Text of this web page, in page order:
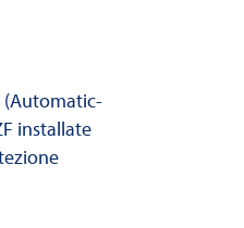
(Automatic-
installate